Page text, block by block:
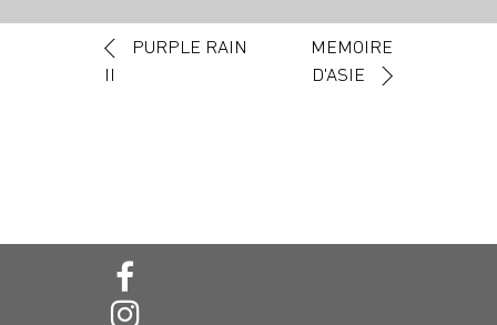
Navigation des articles
PURPLE RAIN
MEMOIRE
D'ASIE